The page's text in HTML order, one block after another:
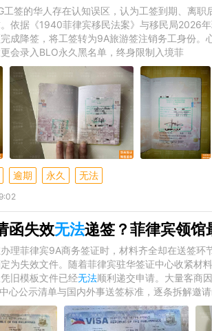
工签的华人存在认知误区，认为工签到期、离
依据《1940菲律宾移民法案》与移民局2026
成降签，将工签转为9A旅游签注销务工身份
会录入BLO永久黑名单，终身限制入境菲
逾期 永久 无法
函失效无法递签？菲律宾领馆
理菲律宾9A商务签证时，材料齐全却在送签
为失效文件。随着菲律宾驻华签证中心收紧材
旧模板文件已经无法顺利递交申请。大量客商
心公示清单与国内外事送签标准，逐条拆解邀